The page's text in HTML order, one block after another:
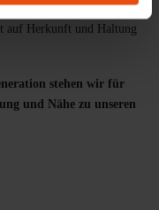
zu Qualität, Handwerk
auf Herkunft und Haltung
stehen wir für
und Nähe zu unseren